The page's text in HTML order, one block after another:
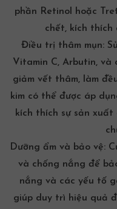
phần Retinol hoặc
chết, kích
Điều trị thâm mụn:
Vitamin C, Arbutin, và
giảm vết thâm, làm
kim có thể được áp
kích thích sự sản
Dưỡng ẩm và bảo vệ:
và chống nắng để
nắng và các yếu tố
giúp duy trì hiệu quả